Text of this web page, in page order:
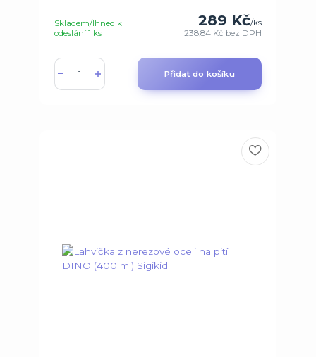
289 Kč/ks
238,84 Kč bez DPH
Skladem/Ihned k
odeslání 1 ks
Přidat do košíku